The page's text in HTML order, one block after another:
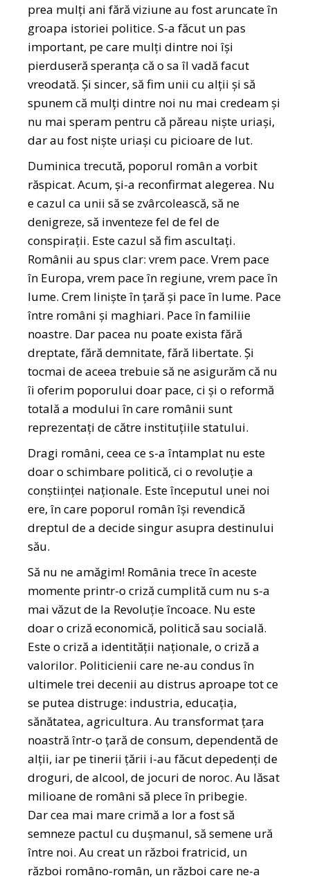
prea mulți ani fără viziune au fost aruncate în
groapa istoriei politice. S-a făcut un pas
important, pe care mulți dintre noi își
pierduseră speranța că o sa îl vadă facut
vreodată. Și sincer, să fim unii cu alții și să
spunem că mulți dintre noi nu mai credeam și
nu mai speram pentru că păreau niște uriași,
dar au fost niște uriași cu picioare de lut.
Duminica trecută, poporul român a vorbit
răspicat. Acum, și-a reconfirmat alegerea. Nu
e cazul ca unii să se zvârcolească, să ne
denigreze, să inventeze fel de fel de
conspirații. Este cazul să fim ascultați.
Românii au spus clar: vrem pace. Vrem pace
în Europa, vrem pace în regiune, vrem pace în
lume. Crem liniște în țară și pace în lume. Pace
între români și maghiari. Pace în familiie
noastre. Dar pacea nu poate exista fără
dreptate, fără demnitate, fără libertate. Și
tocmai de aceea trebuie să ne asigurăm că nu
îi oferim poporului doar pace, ci și o reformă
totală a modului în care românii sunt
reprezentați de către instituțiile statului.
Dragi români, ceea ce s-a întamplat nu este
doar o schimbare politică, ci o revoluție a
conștiinței naționale. Este începutul unei noi
ere, în care poporul român își revendică
dreptul de a decide singur asupra destinului
său.
Să nu ne amăgim! România trece în aceste
momente printr-o criză cumplită cum nu s-a
mai văzut de la Revoluție încoace. Nu este
doar o criză economică, politică sau socială.
Este o criză a identității naționale, o criză a
valorilor. Politicienii care ne-au condus în
ultimele trei decenii au distrus aproape tot ce
se putea distruge: industria, educația,
sănătatea, agricultura. Au transformat țara
noastră într-o țară de consum, dependentă de
alții, iar pe tinerii țării i-au făcut depedenți de
droguri, de alcool, de jocuri de noroc. Au lăsat
milioane de români să plece în pribegie.
Dar cea mai mare crimă a lor a fost să
semneze pactul cu dușmanul, să semene ură
între noi. Au creat un război fratricid, un
război româno-român, un război care ne-a